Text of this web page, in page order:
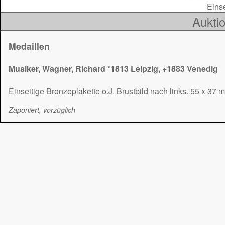
Medaillen
Musiker, Wagner, Richard *1813 Leipzig, +1883 Venedig
Einseitige Bronzeplakette o.J. Brustbild nach links. 55 x 37
Zaponiert, vorzüglich